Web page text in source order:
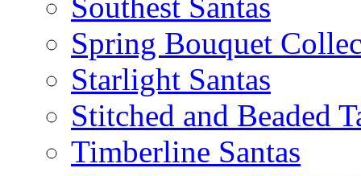
Southest Santas
Spring Bouquet
Starlight Santas
Stitched and Beaded
Timberline Santas